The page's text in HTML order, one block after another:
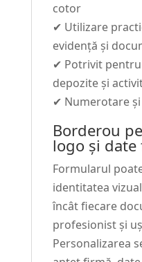
cotor
✔ Utilizare
evidență și
✔ Potrivit
depozite și
✔ Numerotare
Borderou
logo și date
Formularul
identitatea
încât fiecare
profesionist și
Personalizarea